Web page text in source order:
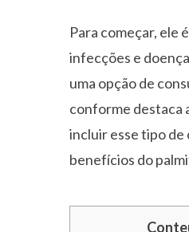
Para começar, ele
infecções e
uma opção de
conforme destaca
incluir esse tipo de
benefícios do